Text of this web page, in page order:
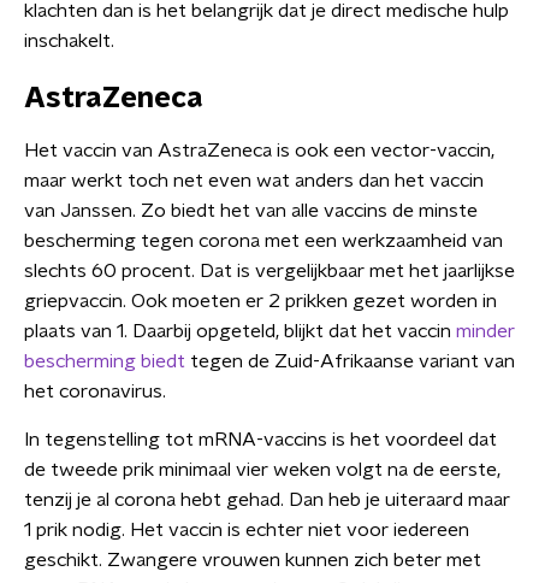
klachten dan is het belangrijk dat je direct medische hulp
inschakelt.
AstraZeneca
Het vaccin van AstraZeneca is ook een vector-vaccin,
maar werkt toch net even wat anders dan het vaccin
van Janssen. Zo biedt het van alle vaccins de minste
bescherming tegen corona met een werkzaamheid van
slechts 60 procent. Dat is vergelijkbaar met het jaarlijkse
griepvaccin. Ook moeten er 2 prikken gezet worden in
plaats van 1. Daarbij opgeteld, blijkt dat het vaccin minder
bescherming biedt tegen de Zuid-Afrikaanse variant van
het coronavirus.
In tegenstelling tot mRNA-vaccins is het voordeel dat
de tweede prik minimaal vier weken volgt na de eerste,
tenzij je al corona hebt gehad. Dan heb je uiteraard maar
1 prik nodig. Het vaccin is echter niet voor iedereen
geschikt. Zwangere vrouwen kunnen zich beter met